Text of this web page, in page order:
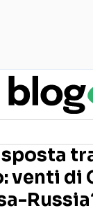
Seguici sui
venti di